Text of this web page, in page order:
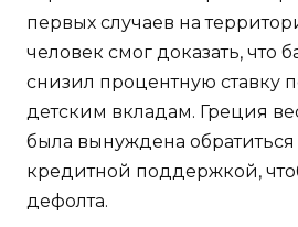
первых случаев на
человек смог доказать, что
снизил процентную ставку
детским вкладам. Греция
была вынуждена
кредитной поддержкой,
дефолта.